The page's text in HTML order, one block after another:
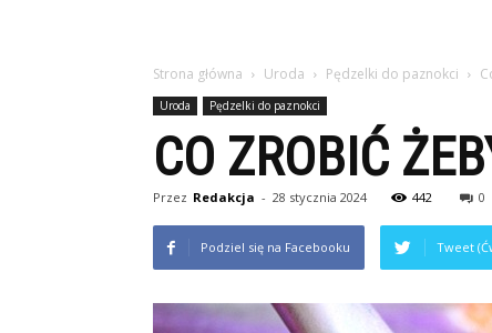
Strona główna Uroda Pędzelki do paznokci
Uroda Pędzelki do paznokci
CO ZROBIĆ
Przez Redakcja - 28 stycznia 2024 442 0
Podziel się na Facebooku Tweet